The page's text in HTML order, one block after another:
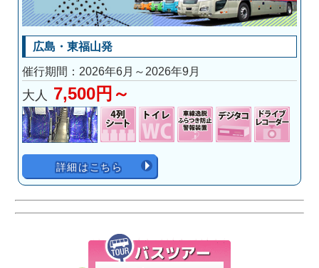
広島・東福山発
催行期間：2026年6月～2026年9月
大人 7,500円～
詳細はこちら